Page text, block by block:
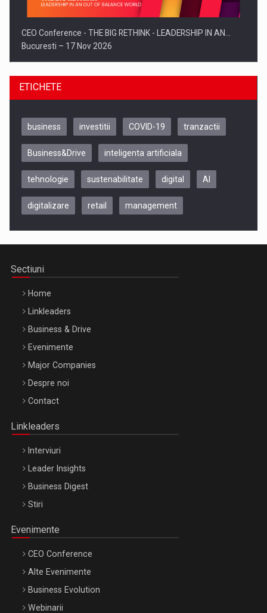
CEO Conference - THE BIG RETHINK - LEADERSHIP IN AN…
Bucuresti – 17 Nov 2026
Be Inspired. Make it Happen!, CLUJ, 9 Decembrie
Be Inspired. Make it Happen!, ARTEMIS LETO, ORADEA, 8
Octombrie
ETICHETE
business investitii COVID-19 tranzactii
Business&Drive inteligenta artificiala
tehnologie sustenabilitate digital AI
digitalizare retail management
Sectiuni
Home
Linkleaders
Business & Drive
Evenimente
Major Companies
Despre noi
Contact
Linkleaders
Interviuri
Leader Insights
Business Digest
Stiri
Evenimente
CEO Conference
Alte Evenimente
Business Evolution
Webinarii